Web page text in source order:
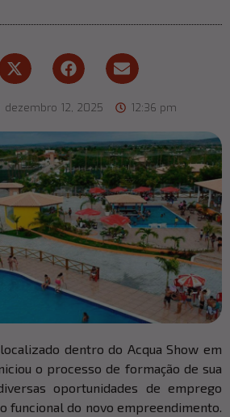
dezembro 12, 2025 12:36 pm
dentro do Acqua Show em
o processo de formação de sua
oportunidades de emprego
funcional do novo empreendimento.